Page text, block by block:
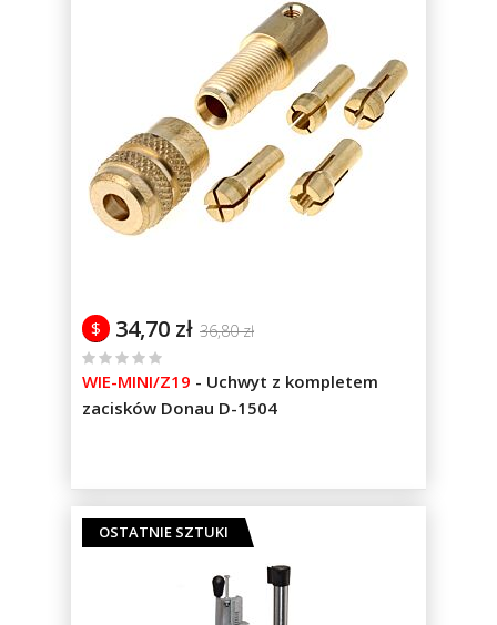
34,70 zł 36,80 zł
$
%
100
WIE-MINI/Z19 - Uchwyt z kompletem
zacisków Donau D-1504
OSTATNIE SZTUKI